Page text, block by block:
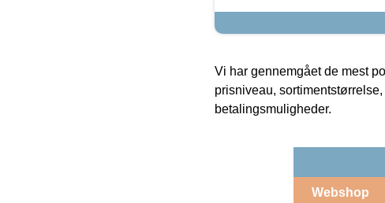
Vi har gennemgået de mest
prisniveau,
betalingsmuligheder.
Webshop